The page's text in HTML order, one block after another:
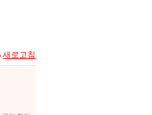
새로고침